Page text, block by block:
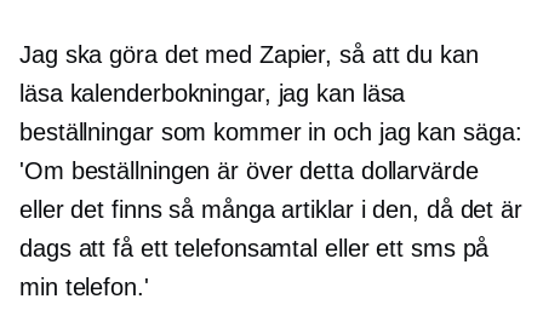
Jag ska göra det med Zapier, så att du kan
läsa kalenderbokningar, jag kan läsa
beställningar som kommer in och jag kan säga:
'Om beställningen är över detta dollarvärde
eller det finns så många artiklar i den, då det är
dags att få ett telefonsamtal eller ett sms på
min telefon.'